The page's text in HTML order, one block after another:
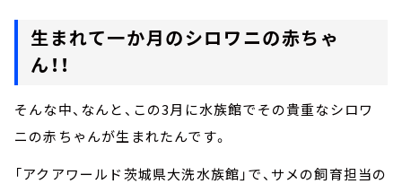
生まれて一か月のシロワニの赤ちゃ
ん！！
そんな中、なんと、この3月に水族館でその貴重なシロワ
ニの赤ちゃんが生まれたんです。
「アクアワールド茨城県大洗水族館」で、サメの飼育担当の